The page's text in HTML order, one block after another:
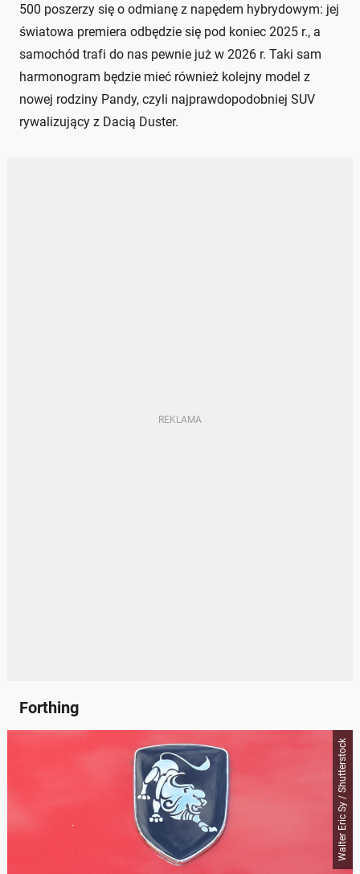
500 poszerzy się o odmianę z napędem hybrydowym: jej
światowa premiera odbędzie się pod koniec 2025 r., a
samochód trafi do nas pewnie już w 2026 r. Taki sam
harmonogram będzie mieć również kolejny model z
nowej rodziny Pandy, czyli najprawdopodobniej SUV
rywalizujący z Dacią Duster.
Forthing
Walter Eric Sy / Shutterstock